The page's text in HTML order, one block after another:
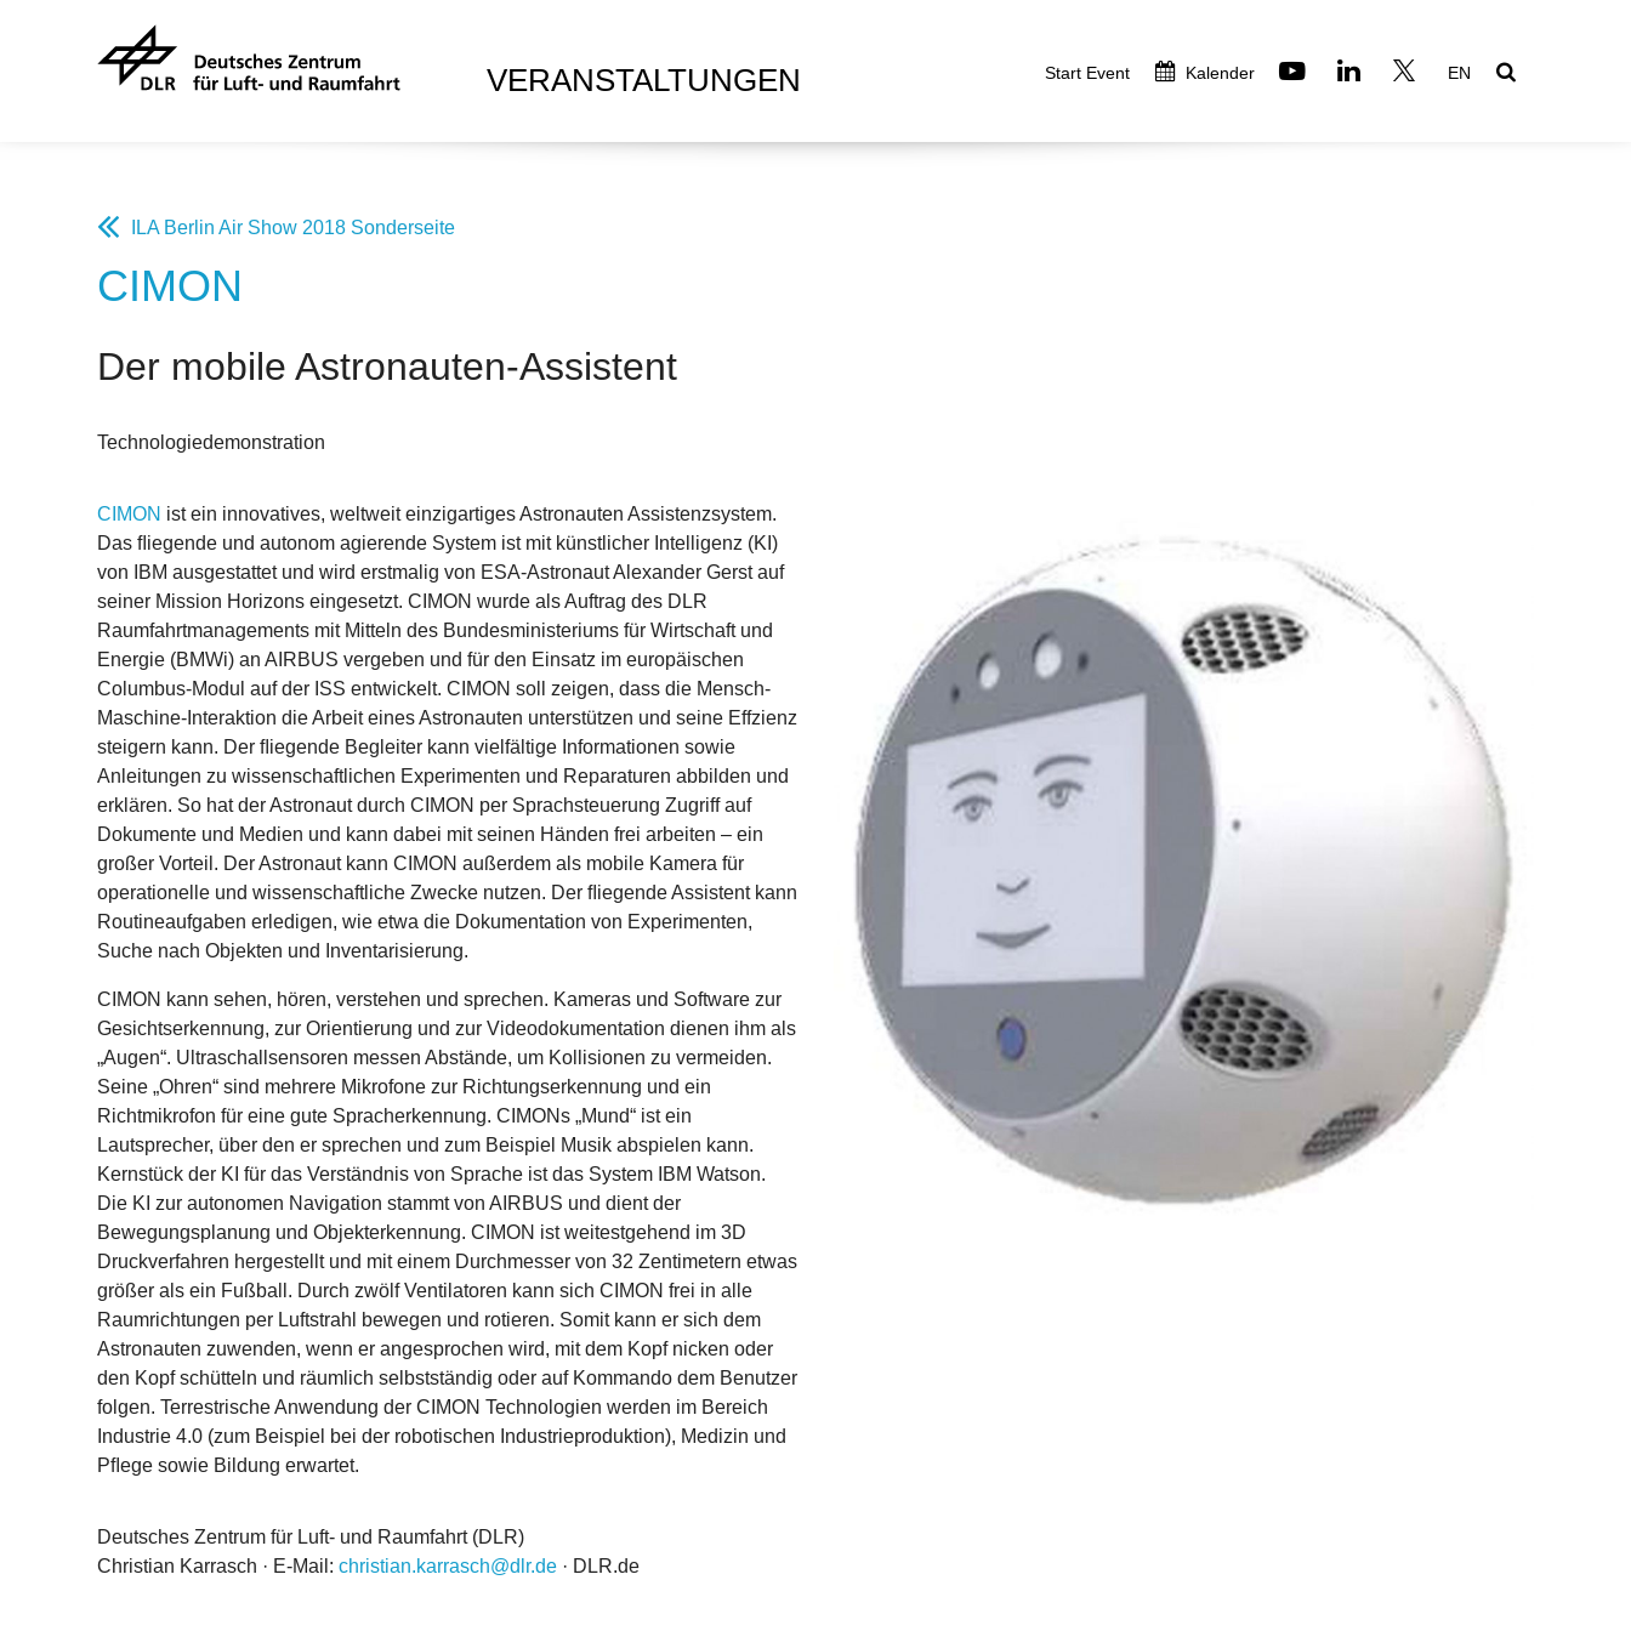
VERANSTALTUNGEN Start Event Kalender EN
ILA Berlin Air Show 2018 Sonderseite
CIMON
Der mobile Astronauten-Assistent
Technologiedemonstration
CIMON ist ein innovatives, weltweit einzigartiges Astronauten Assistenzsystem.
Das ﬂiegende und autonom agierende System ist mit künstlicher Intelligenz (KI)
von IBM ausgestattet und wird erstmalig von ESA-Astronaut Alexander Gerst auf
seiner Mission Horizons eingesetzt. CIMON wurde als Auftrag des DLR
Raumfahrtmanagements mit Mitteln des Bundesministeriums für Wirtschaft und
Energie (BMWi) an AIRBUS vergeben und für den Einsatz im europäischen
Columbus-Modul auf der ISS entwickelt. CIMON soll zeigen, dass die Mensch-
Maschine-Interaktion die Arbeit eines Astronauten unterstützen und seine Effzienz
steigern kann. Der ﬂiegende Begleiter kann vielfältige Informationen sowie
Anleitungen zu wissenschaftlichen Experimenten und Reparaturen abbilden und
erklären. So hat der Astronaut durch CIMON per Sprachsteuerung Zugriff auf
Dokumente und Medien und kann dabei mit seinen Händen frei arbeiten – ein
großer Vorteil. Der Astronaut kann CIMON außerdem als mobile Kamera für
operationelle und wissenschaftliche Zwecke nutzen. Der ﬂiegende Assistent kann
Routineaufgaben erledigen, wie etwa die Dokumentation von Experimenten,
Suche nach Objekten und Inventarisierung.
CIMON kann sehen, hören, verstehen und sprechen. Kameras und Software zur
Gesichtserkennung, zur Orientierung und zur Videodokumentation dienen ihm als
„Augen“. Ultraschallsensoren messen Abstände, um Kollisionen zu vermeiden.
Seine „Ohren“ sind mehrere Mikrofone zur Richtungserkennung und ein
Richtmikrofon für eine gute Spracherkennung. CIMONs „Mund“ ist ein
Lautsprecher, über den er sprechen und zum Beispiel Musik abspielen kann.
Kernstück der KI für das Verständnis von Sprache ist das System IBM Watson.
Die KI zur autonomen Navigation stammt von AIRBUS und dient der
Bewegungsplanung und Objekterkennung. CIMON ist weitestgehend im 3D
Druckverfahren hergestellt und mit einem Durchmesser von 32 Zentimetern etwas
größer als ein Fußball. Durch zwölf Ventilatoren kann sich CIMON frei in alle
Raumrichtungen per Luftstrahl bewegen und rotieren. Somit kann er sich dem
Astronauten zuwenden, wenn er angesprochen wird, mit dem Kopf nicken oder
den Kopf schütteln und räumlich selbstständig oder auf Kommando dem Benutzer
folgen. Terrestrische Anwendung der CIMON Technologien werden im Bereich
Industrie 4.0 (zum Beispiel bei der robotischen Industrieproduktion), Medizin und
Pﬂege sowie Bildung erwartet.
Deutsches Zentrum für Luft- und Raumfahrt (DLR)
Christian Karrasch · E-Mail: christian.karrasch@dlr.de · DLR.de